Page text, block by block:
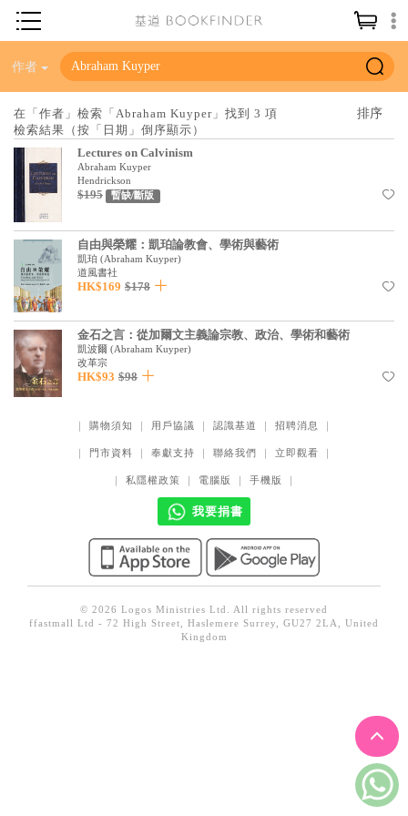
神學／教義
聖經
信仰入門
教會歷史
靈修／禱告
信徒生活
教會事工
分齡牧養
社會／倫理
哲學／宗教比較
見證／傳記
文藝／勵志
童書
禮品專區
得獎作品推介
作者
在「作者」檢索「Abraham Kuyper」找到 3 項
檢索結果（按「日期」倒序顯示）
Lectures on Calvinism
Abraham Kuyper
Hendrickson
$195 暫缺/斷版
自由與榮耀：凱珀論教會、學術與藝術
凱珀 (Abraham Kuyper)
道風書社
HK$169 $178
金石之言：從加爾文主義論宗教、政治、學術和藝術
凱波爾 (Abraham Kuyper)
改革宗
HK$93 $98
｜ 購物須知 ｜ 用戶協議 ｜ 認識基道 ｜ 招聘消息 ｜
｜ 門市資料 ｜ 奉獻支持 ｜ 聯絡我們 ｜ 立即觀看 ｜
｜ 私隱權政策 ｜ 電腦版 ｜ 手機版 ｜
我要捐書
© 2026 Logos Ministries Ltd. All rights reserved
ffastmall Ltd - 72 High Street, Haslemere Surrey, GU27 2LA, United
Kingdom